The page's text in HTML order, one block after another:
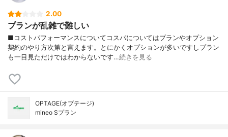
2.00
プランが乱雑で難しい
■コストパフォーマンスについてコスパについてはプランやオプション
契約のやり方次第と言えます。とにかくオプションが多いですしプラン
も一目見ただけではわからないです…続きを見る
OPTAGE(オプテージ)
mineo Sプラン